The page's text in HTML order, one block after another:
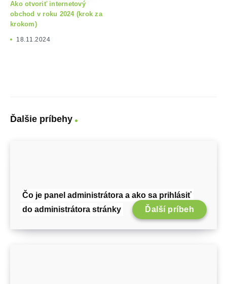
Ako otvoriť internetový
obchod v roku 2024 (krok za
krokom)
18.11.2024
Ďalšie príbehy
Čo je panel administrátora a ako sa prihlásiť
do administrátora stránky
Ďalší príbeh